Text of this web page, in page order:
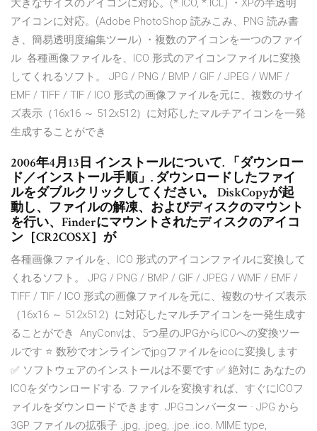
大きなサイズのアイコンに対応。(*.ICO, *.ICL) ・XPの半透明
アイコンに対応。(Adobe PhotoShop 読みこみ、PNG 読み書
き、簡易透明度編集ツール) ・複数のアイコンを一つのファイ
ル 各種画像ファイルを、ICO 形式のアイコンファイルに変換
してくれるソフト。 JPG / PNG / BMP / GIF / JPEG / WMF /
EMF / TIFF / TIF / ICO 形式の画像ファイルを元に、複数のサイ
ズ表示（16x16 ～ 512x512）に対応したマルチアイコンを一発
生成することができ
2006年4月13日 インストールについて. 「ダウンロー
ド／インストール手順」. ダウンロードしたファイ
ルをダブルクリックしてください。 DiskCopyが起
動し、ファイルの解凍、およびディスクのマウント
を行い、Finderにマウントされたディスクのアイコ
ン［CR2COSX］が
各種画像ファイルを、ICO 形式のアイコンファイルに変換して
くれるソフト。 JPG / PNG / BMP / GIF / JPEG / WMF / EMF /
TIFF / TIF / ICO 形式の画像ファイルを元に、複数のサイズ表示
（16x16 ～ 512x512）に対応したマルチアイコンを一発生成す
ることができ AnyConvは、5つ星のJPGからICOへの変換ツー
ルです ⭐ 数秒でオンラインでjpgファイルをicoに変換します
✅ ソフトウェアのインストールは不要です ✅ 絶対に あなたの
ICOをダウンロードする. ファイルを変換すれば、すぐにICOフ
ァイルをダウンロードできます. JPGコンバーター · JPG から
3GP ファイルの拡張子 .jpg, .jpeg, .jpe .ico. MIME type,